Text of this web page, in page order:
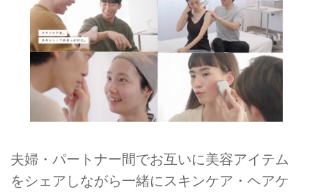
夫婦・パートナー間でお互いに美容アイテム
をシェアしながら一緒にスキンケア・ヘアケ